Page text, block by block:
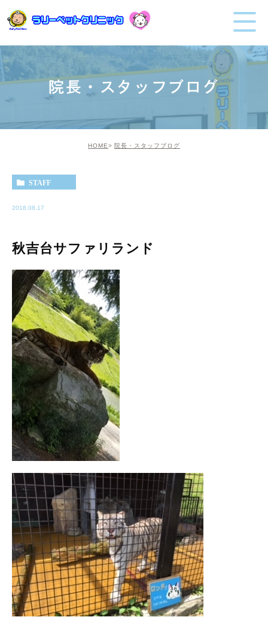
院長・スタッフブログ
HOME 院長・スタッフブログ
STAFF
2018.08.17
秋吉台サファリランド